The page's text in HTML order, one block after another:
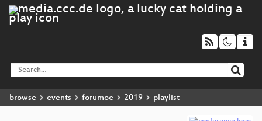
browse events forumoe 2019 playlist